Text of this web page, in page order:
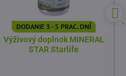
DODANIE 3 - 5 PRAC. DNÍ
Výživový doplnok MINERAL
STAR Starlife